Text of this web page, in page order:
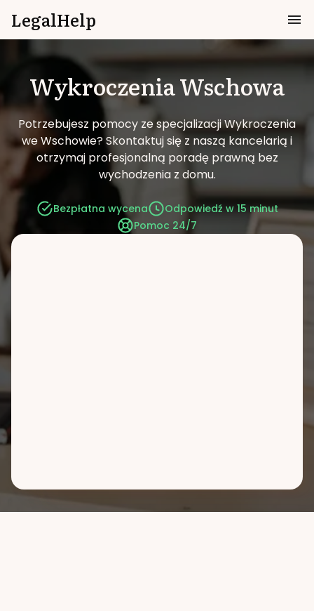
LegalHelp
WykroczeniaWschowa
Potrzebujesz pomocy ze specjalizacji Wykroczenia
we Wschowie?Skontaktuj się z naszą kancelarią i
otrzymaj profesjonalną poradę prawną bez
wychodzenia z domu.
Bezpłatna wycena
Odpowiedź w 15 minut
Pomoc 24/7